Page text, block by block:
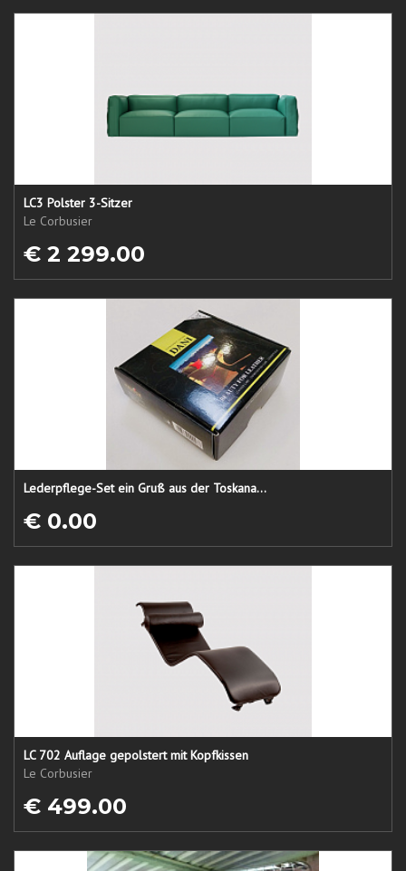
LC3 Polster 3-Sitzer
Le Corbusier
€ 2 299.00
Lederpflege-Set ein Gruß aus der Toskana...
€ 0.00
LC 702 Auflage gepolstert mit Kopfkissen
Le Corbusier
€ 499.00